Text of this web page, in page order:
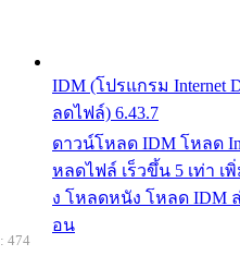
IDM (โปรแกรม Internet
ลดไฟล์) 6.43.7
ดาวน์โหลด IDM โหลด
หลดไฟล์ เร็วขึ้น 5 เท่า เ
ง โหลดหนัง โหลด IDM
อน
474